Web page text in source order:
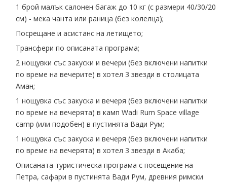
1 брой малък салонен багаж до 10 кг (с размери 40∕30∕20
см) - мека чанта или раница (без колелца);
Посрещане и асистанс на летището;
Трансфери по описаната програма;
2 нощувки със закуски и вечери (без включени напитки
по време на вечерите) в хотел 3 звезди в столицата
Аман;
1 нощувка със закуска и вечеря (без включени напитки
по време на вечерята) в камп Wadi Rum Space village
camp (или подобен) в пустинята Вади Рум;
1 нощувка със закуска и вечеря (без включени напитки
по време на вечерята) в хотел 3 звезди в Акаба;
Oписаната туристическа програма с посещение на
Петра, сафари в пустинята Вади Рум, древния римски